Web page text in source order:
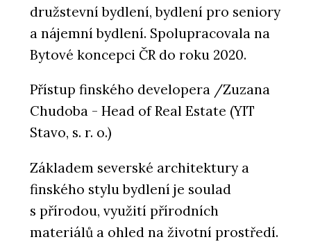
družstevní bydlení, bydlení pro seniory
a nájemní bydlení. Spolupracovala na
Bytové koncepci ČR do roku 2020.
Přístup finského developera /Zuzana
Chudoba - Head of Real Estate (YIT
Stavo, s. r. o.)
Základem severské architektury a
finského stylu bydlení je soulad
s přírodou, využití přírodních
materiálů a ohled na životní prostředí.